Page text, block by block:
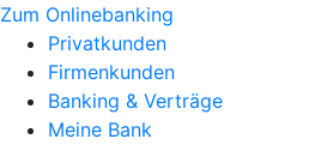
Zum Onlinebanking
Privatkunden
Firmenkunden
Banking & Verträge
Meine Bank